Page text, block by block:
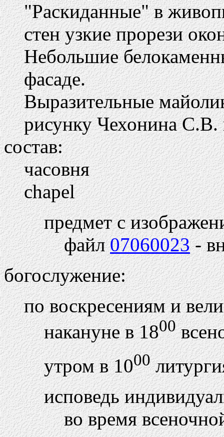
"Раскиданные" в
стен узкие прорези
Небольшие
фасаде.
Выразительные
рисунку Чехонина С.В.
состав:
часовня
chapel
предмет с
файл07060023-
богослужение:
по воскресениям и
накануне в 1800
утром в 1000
исповедь
во время